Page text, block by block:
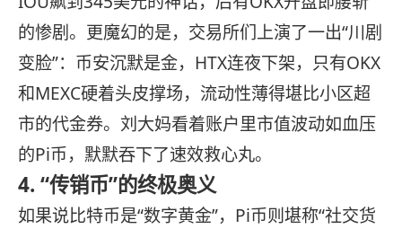
的惨剧。更魔幻的是，交易所们上演了一出“川剧
变脸”：币安沉默是金，HTX连夜下架，只有OKX
和MEXC硬着头皮撑场，流动性薄得堪比小区超
市的代金券。刘大妈看着账户里市值波动如血压
的Pi币，默默吞下了速效救心丸。
4. “传销币”的终极奥义
如果说比特币是“数字黄金”，Pi币则堪称“社交货